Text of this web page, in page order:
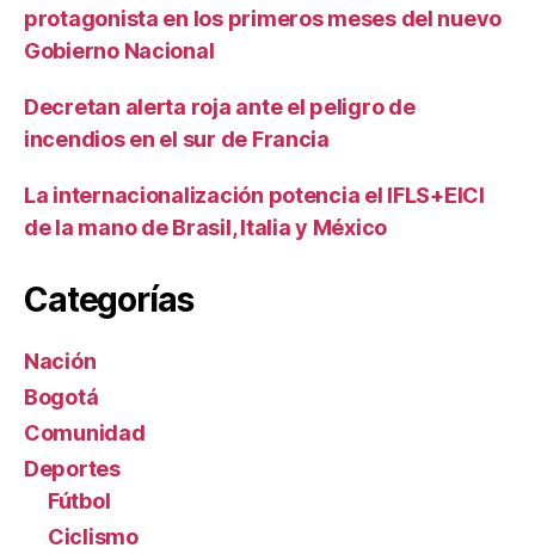
protagonista en los primeros meses del nuevo
Gobierno Nacional
Decretan alerta roja ante el peligro de
incendios en el sur de Francia
La internacionalización potencia el IFLS+EICI
de la mano de Brasil, Italia y México
Categorías
Nación
Bogotá
Comunidad
Deportes
Fútbol
Ciclismo